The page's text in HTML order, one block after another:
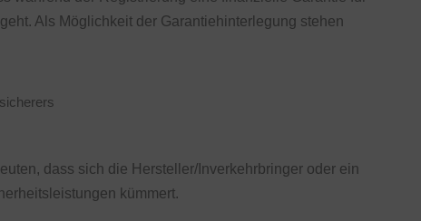
Als Möglichkeit der Garantiehinterlegung stehen
dass sich die Hersteller/Inverkehrbringer oder ein
kümmert.